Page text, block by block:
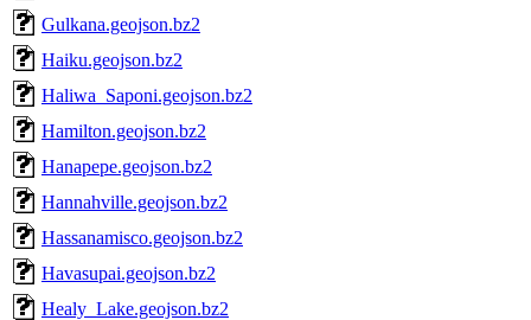
Gulkana.geojson.bz2
Haiku.geojson.bz2
Haliwa_Saponi.geojson.bz2
Hamilton.geojson.bz2
Hanapepe.geojson.bz2
Hannahville.geojson.bz2
Hassanamisco.geojson.bz2
Havasupai.geojson.bz2
Healy_Lake.geojson.bz2